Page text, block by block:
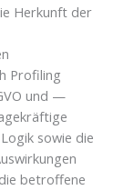
Herkunft der
Profiling
und —
sowie die
betroffene